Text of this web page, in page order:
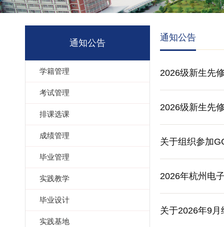
通知公告
学籍管理
考试管理
排课选课
成绩管理
毕业管理
实践教学
毕业设计
实践基地
通知公告
2026级新生先
2026级新生先
关于组织参加
2026年杭州电
关于2026年9